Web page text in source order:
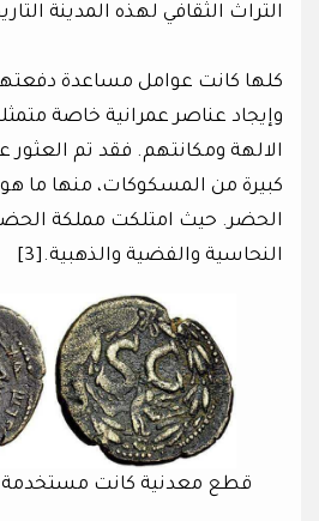
التراث الثقافي لهذه المدينة
كلها كانت عوامل مساعدة دفعتهم
وإيجاد عناصر عمرانية خاصة
الالهة ومكانتهم. فقد تم العثور
كبيرة من المسكوكات، منها ما
الحضر. حيث امتلكت مملكة
النحاسية والفضية والذهبية.[3]
قطع معدنية كانت مستخدمة